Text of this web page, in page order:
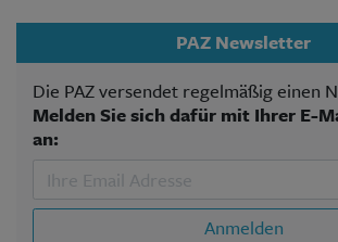
PAZ Newsletter
Die PAZ versendet regelmäßig einen
Melden Sie sich dafür mit Ihrer E-
an:
Anmelden